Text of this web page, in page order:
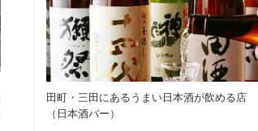
田町・三田にあるうまい日本酒が飲める店
（日本酒バー）